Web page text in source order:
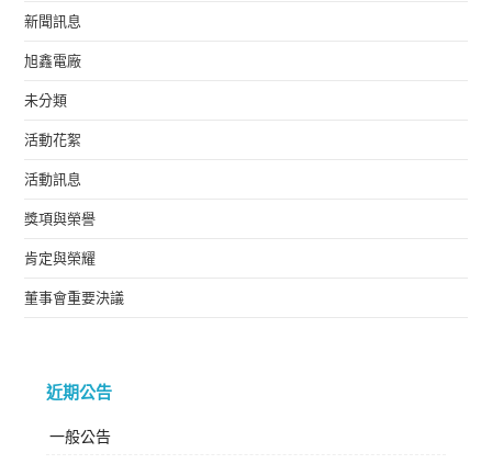
新聞訊息
旭鑫電廠
未分類
活動花絮
活動訊息
獎項與榮譽
肯定與榮耀
董事會重要決議
近期公告
一般公告